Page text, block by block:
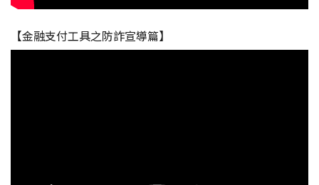
【金融支付工具之防詐宣導篇】